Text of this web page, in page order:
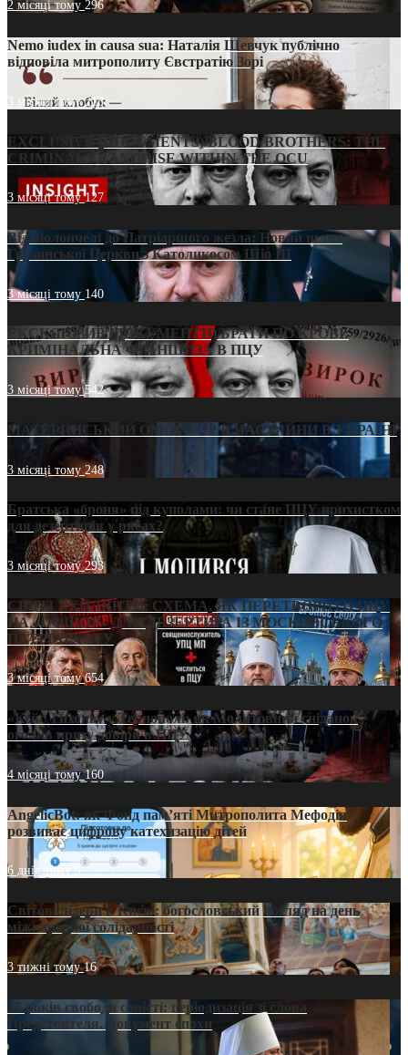
2 місяці тому 296
Nemo iudex in causa sua: Наталія Шевчук публічно
відповіла митрополиту Євстратію Зорі
3 місяці тому213
EXCLUSIVE (DOCUMENTS)/BLOOD BROTHERS: THE
CRIMINAL FRANCHISE WITHIN THE OCU
3 місяці тому127
Від віолончелі до Патріаршого жезла: Новий шлях
Грузинської Церкви з Католикосом Шіо III
3 місяці тому 140
ЕКСКЛЮЗИВ (ДОКУМЕНТИ)/БРАТИ ПО КРОВІ:
КРИМІНАЛЬНА ФРАНШИЗА В ПЦУ
3 місяці тому542
МАТЕРИНСЬКИЙ ОМОРФОР В ЧАС ВІЙНИ В УКРАЇНІ
3 місяці тому248
Братська «броня» під куполами: чи стане ПЦУ прихистком
для дезертирів у рясах?
3 місяці тому293
СВЯТІ УХИЛЯНТИ: СХЕМА, ЯК ПЕРЕТВОРИТИ ПЦУ
НА «ОФШОР» ДЛЯ ДЕЗЕРТИРА ІЗ МОСКОВСЬКОГО
ПАТРІАРХАТУ
3 місяці тому654
«Кейс Тихона» у Тернополі: як Молитовний сніданок
оголив кризу довіри в ПЦУ
4 місяці тому160
AngelicBot: як Фонд пам’яті Митрополита Мефодія
розвиває цифрову катехизацію дітей
6 днів тому9
Світові лідери в Києві: богословський погляд на день
міжнародної солідарності
3 тижні тому16
35 років свободи совісті: періодизація зі слова
Предстоятеля. Документ епохи